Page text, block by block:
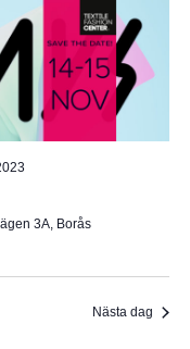
Views
3A, Borås
Nästa dag